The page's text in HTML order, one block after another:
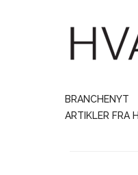
BRANCHENYT
ARTIKLER FRA